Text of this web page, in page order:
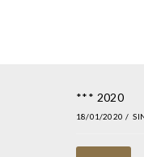
*** 2020
18/01/2020 /